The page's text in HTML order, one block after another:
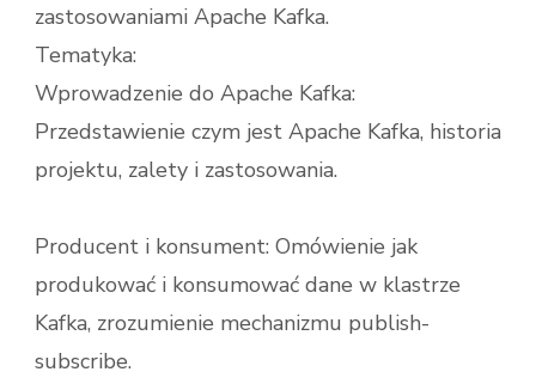
zastosowaniami Apache Kafka.
Tematyka:
Wprowadzenie do Apache Kafka:
Przedstawienie czym jest Apache Kafka, historia
projektu, zalety i zastosowania.
Producent i konsument: Omówienie jak
produkować i konsumować dane w klastrze
Kafka, zrozumienie mechanizmu publish-
subscribe.